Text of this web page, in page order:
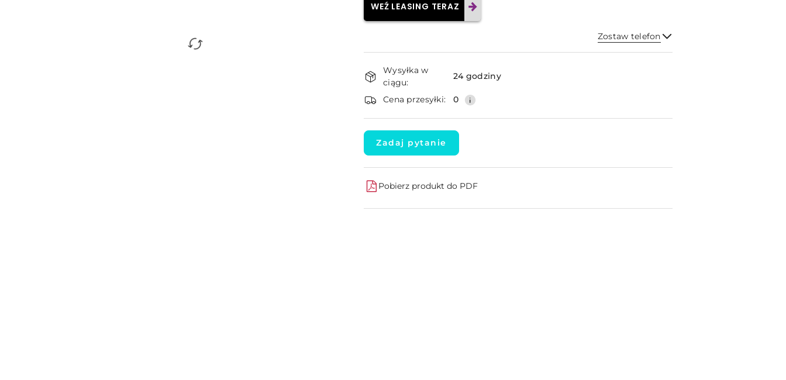
WEŹ LEASING TERAZ
Zostaw telefon
Wyślij
Dostępność
i
dostawa
Wysyłka w
ciągu:
24 godziny
Cena przesyłki: 0
Zadaj pytanie
Pobierz produkt do PDF